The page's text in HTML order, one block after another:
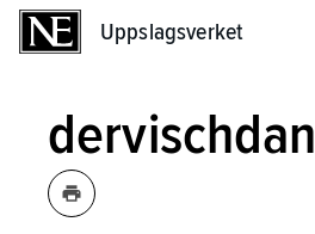
Uppslagsverket